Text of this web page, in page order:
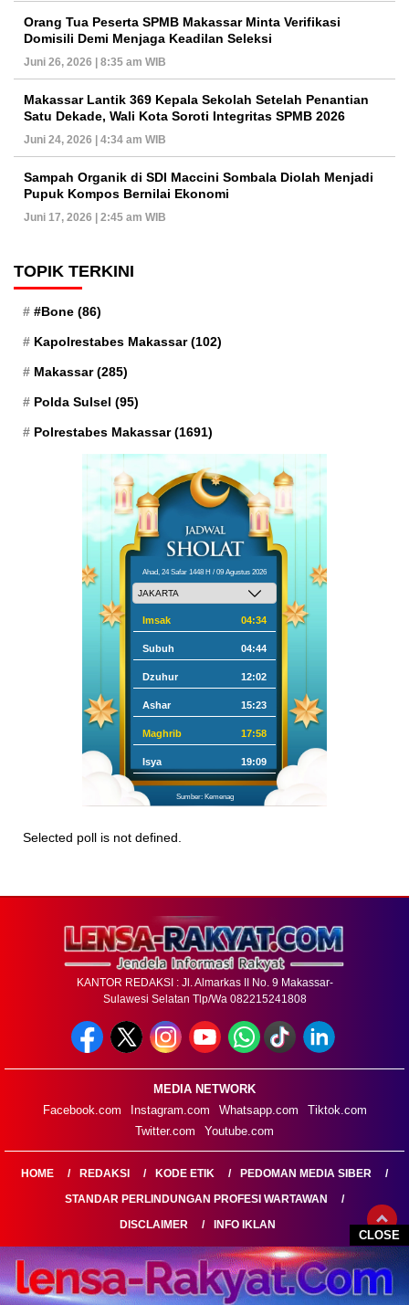
CLOSE
Orang Tua Peserta SPMB Makassar Minta Verifikasi
Domisili Demi Menjaga Keadilan Seleksi
Juni 26, 2026 | 8:35 am WIB
Makassar Lantik 369 Kepala Sekolah Setelah Penantian
Satu Dekade, Wali Kota Soroti Integritas SPMB 2026
Juni 24, 2026 | 4:34 am WIB
Sampah Organik di SDI Maccini Sombala Diolah Menjadi
Pupuk Kompos Bernilai Ekonomi
Juni 17, 2026 | 2:45 am WIB
TOPIK TERKINI
#Bone (86)
Kapolrestabes Makassar(102)
Makassar(285)
Polda Sulsel (95)
Polrestabes Makassar(1691)
Ahad, 24 Safar 1448 H / 09 Agustus 2026
Imsak 04:34
Subuh 04:44
Dzuhur 12:02
Ashar 15:23
Maghrib 17:58
Isya 19:09
Sumber: Kemenag
Selected poll is not defined.
KANTOR REDAKSI : Jl. Almarkas II No. 9 Makassar-
Sulawesi Selatan Tlp/Wa 082215241808
MEDIA NETWORK
Facebook.com
Instagram.com Whatsapp.com
Tiktok.com
Twitter.com
Youtube.com
HOME REDAKSI KODE ETIK
PEDOMAN MEDIA SIBER
STANDAR PERLINDUNGAN PROFESI WARTAWAN
DISCLAIMER
INFO IKLAN
LENSARAKYAT.COM@2026